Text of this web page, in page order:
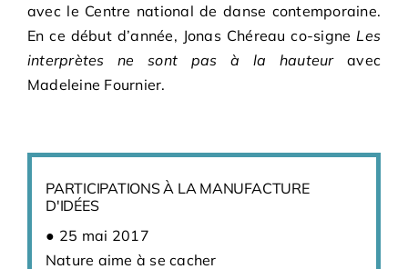
avec le Centre national de danse contemporaine.
En ce début d’année, Jonas Chéreau co-signeLes
interprètes ne sont pas à la hauteuravec
Madeleine Fournier.
PARTICIPATIONS À LA MANUFACTURE
D'IDÉES
25 mai 2017
Nature aime à se cacher